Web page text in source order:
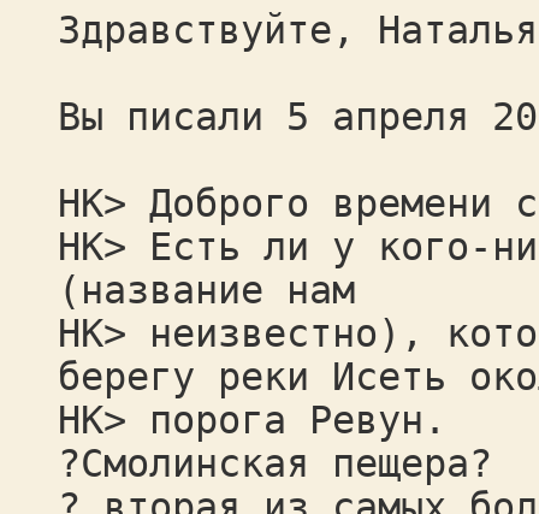
Здравствуйте,
Вы писали 5 апреля
НК> Доброго времени
НК> Есть ли у кого-
(название нам
НК> неизвестно),
берегу реки Исеть
НК> порога Ревун.
?Смолинская пещера?